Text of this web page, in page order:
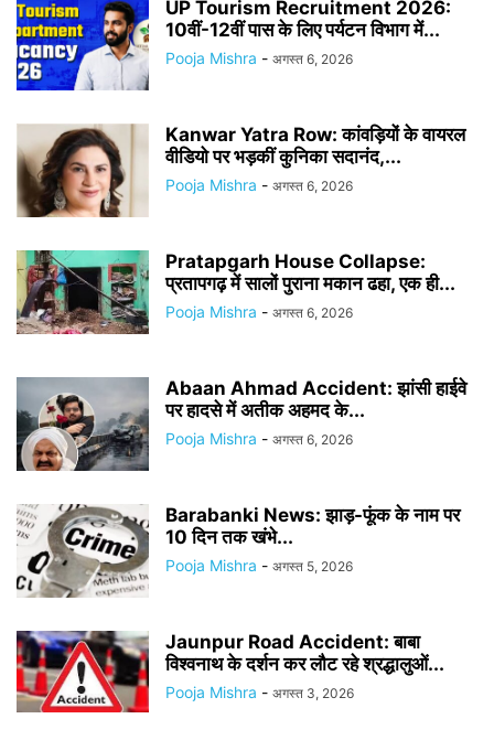
UP Tourism Recruitment 2026:
10वीं-12वीं पास के लिए पर्यटन विभाग में...
Pooja Mishra - अगस्त 6, 2026
Kanwar Yatra Row: कांवड़ियों के वायरल
वीडियो पर भड़कीं कुनिका सदानंद,...
Pooja Mishra - अगस्त 6, 2026
Pratapgarh House Collapse:
प्रतापगढ़ में सालों पुराना मकान ढहा, एक ही...
Pooja Mishra - अगस्त 6, 2026
Abaan Ahmad Accident: झांसी हाईवे
पर हादसे में अतीक अहमद के...
Pooja Mishra - अगस्त 6, 2026
Barabanki News: झाड़-फूंक के नाम पर
10 दिन तक खंभे...
Pooja Mishra - अगस्त 5, 2026
Jaunpur Road Accident: बाबा
विश्वनाथ के दर्शन कर लौट रहे श्रद्धालुओं...
Pooja Mishra - अगस्त 3, 2026